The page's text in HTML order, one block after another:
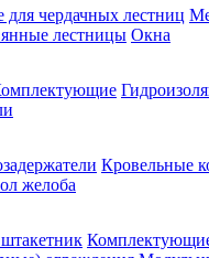
чердачных лестниц
лестницы Окна
Кровельные
желоба